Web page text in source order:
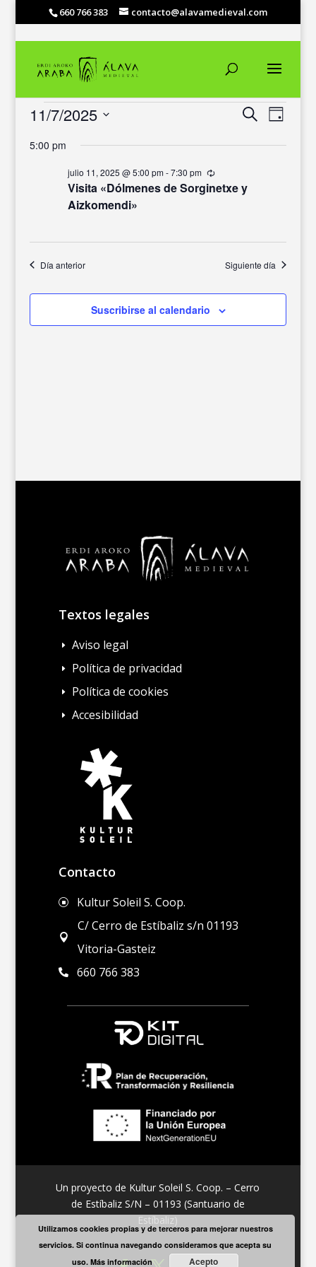
660 766 383 contacto@alavamedieval.com
EVENTOS
JULIO
DE
BÚSQUEDA
DE
Buscar
DE
DE
Día
11/7/2025
la
5:00 pm
Visita «Dólmenes de Sorginetxe y
Aizkomendi»
julio 11, 2025 @ 5:00 pm-7:30 pm Recurrente
Día anterior Siguiente día
Suscribirse al calendario
Textos legales
E Aviso legal
E Política de privacidad
E Política de cookies
E Accesibilidad
Contacto
] Kultur Soleil S. Coop.

C/ Cerro de Estíbaliz s/n 01193
Vitoria-Gasteiz
 660 766 383
Un proyecto de Kultur Soleil S. Coop. – Cerro
de Estíbaliz S/N – 01193 (Santuario de
Estíbaliz)
Utilizamos cookies propias y de terceros para mejorar nuestros
servicios. Si continua navegando consideramos que acepta su
uso. Más información Acepto